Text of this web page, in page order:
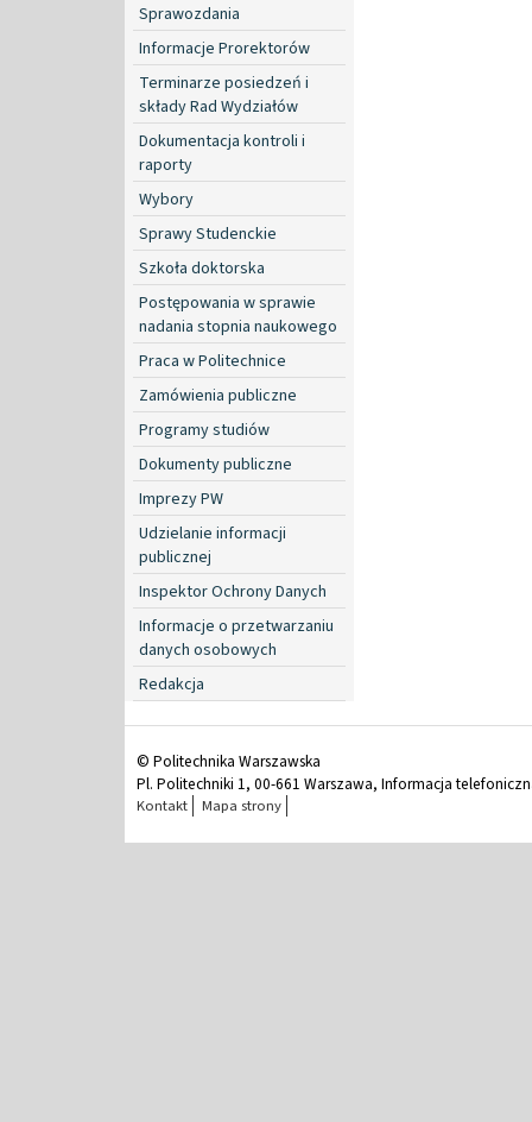
Sprawozdania
Informacje Prorektorów
Terminarze posiedzeń i
składy Rad Wydziałów
Dokumentacja kontroli i
raporty
Wybory
Sprawy Studenckie
Szkoła doktorska
Postępowania w sprawie
nadania stopnia naukowego
Praca w Politechnice
Zamówienia publiczne
Programy studiów
Dokumenty publiczne
Imprezy PW
Udzielanie informacji
publicznej
Inspektor Ochrony Danych
Informacje o przetwarzaniu
danych osobowych
Redakcja
© Politechnika Warszawska
Pl. Politechniki 1, 00-661 Warszawa, Informacja
Kontakt Mapa strony